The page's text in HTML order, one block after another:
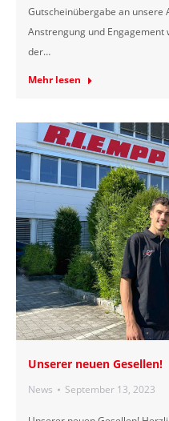
Gutscheinübergabe an unsere
Anstrengung und
der…
Mehr lesen
Unserer neuen Gesellen!
News September 13, 2023